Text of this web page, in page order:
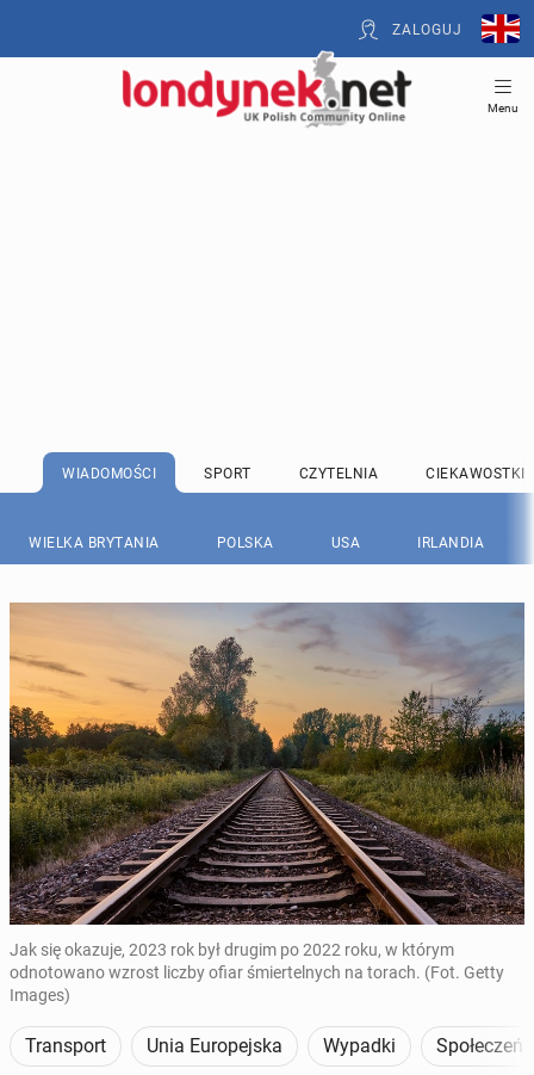
ZALOGUJ
Menu
WIADOMOŚCI SPORT CZYTELNIA CIEKAWOSTKI
WIELKA BRYTANIA POLSKA USA IRLANDIA
Jak się okazuje, 2023 rok był drugim po 2022 roku, w którym
odnotowano wzrost liczby ofiar śmiertelnych na torach. (Fot. Getty
Images)
Transport Unia Europejska Wypadki